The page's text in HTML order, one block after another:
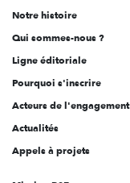
l'engagement
Notre histoire
Qui sommes-nous ?
Ligne éditoriale
Pourquoi s'inscrire
Acteurs de l'engagement
Actualités
Appels à projets